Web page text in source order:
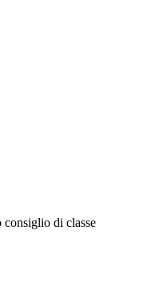
di classe